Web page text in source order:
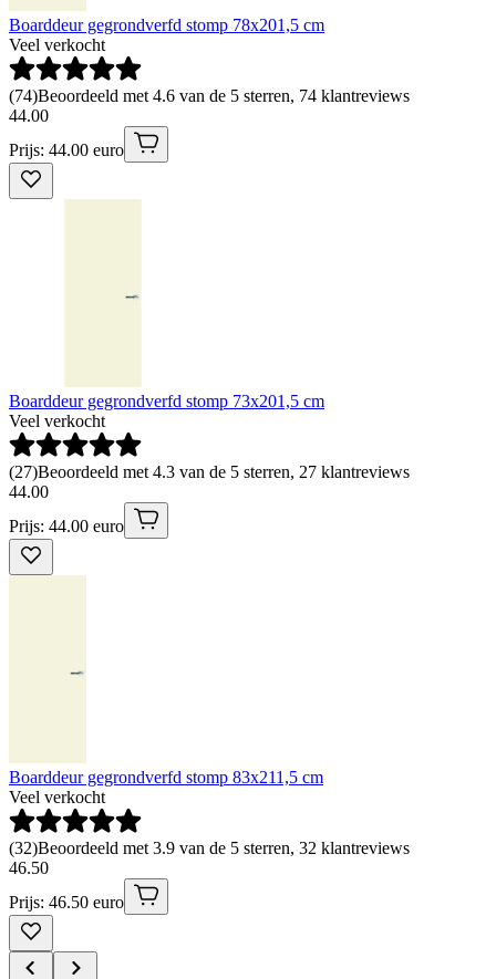
Boarddeur gegrondverfd stomp 78x201,5 cm
Veel verkocht
(74)Beoordeeld met 4.6 van de 5 sterren, 74 klantreviews
44.00
Prijs: 44.00 euro
Boarddeur gegrondverfd stomp 73x201,5 cm
Veel verkocht
(27)Beoordeeld met 4.3 van de 5 sterren, 27 klantreviews
44.00
Prijs: 44.00 euro
Boarddeur gegrondverfd stomp 83x211,5 cm
Veel verkocht
(32)Beoordeeld met 3.9 van de 5 sterren, 32 klantreviews
46.50
Prijs: 46.50 euro